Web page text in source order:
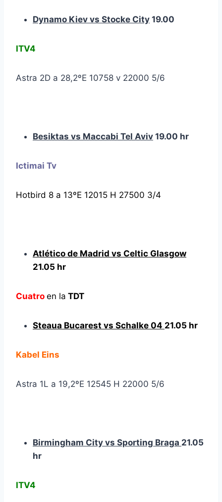
Dynamo Kiev vs Stocke City 19.00
ITV4
Astra 2D a 28,2ºE 10758 v 22000 5/6
Besiktas vs Maccabi Tel Aviv 19.00 hr
Ictimai Tv
Hotbird 8 a 13ºE 12015 H 27500 3/4
Atlético de Madrid vs Celtic Glasgow
21.05 hr
Cuatro en la TDT
Steaua Bucarest vs Schalke 04 21.05 hr
Kabel Eins
Astra 1L a 19,2ºE 12545 H 22000 5/6
Birmingham City vs Sporting Braga 21.05
hr
ITV4